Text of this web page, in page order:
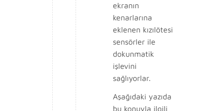
ekranın
kenarlarına
eklenen kızılötesi
sensörler ile
dokunmatik
işlevini
sağlıyorlar.
Aşağıdaki yazıda
bu konuyla ilgili